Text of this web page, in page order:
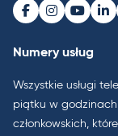
Facebook
Instagram
Numery usług
Wszystkie usługi
piątku w godzinach
członkowskich,